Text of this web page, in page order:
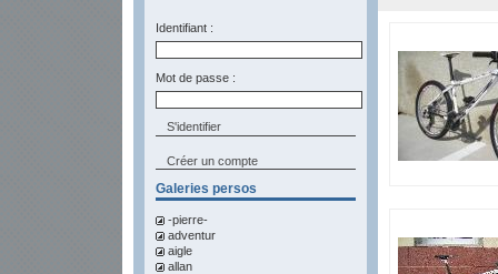
Identifiant :
Mot de passe :
Créer un compte
Galeries persos
-pierre-
adventur
aigle
allan